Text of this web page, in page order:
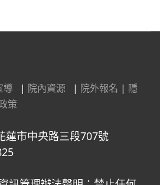
導 | 院內資源 | 院外報名 | 隱
策
蓮市中央路三段707號